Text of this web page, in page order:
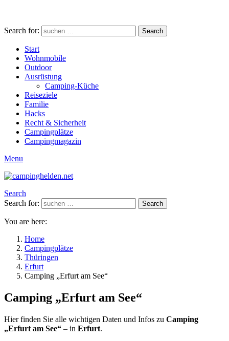
Search for: Search
Start
Wohnmobile
Outdoor
Ausrüstung
Camping-Küche
Reiseziele
Familie
Hacks
Recht & Sicherheit
Campingplätze
Campingmagazin
Menu
Search
Search for:
Search
You are here:
Home
Campingplätze
Thüringen
Erfurt
Camping „Erfurt am See“
Camping „Erfurt am See“
Hier finden Sie alle wichtigen Daten und Infos zu Camping
„Erfurt am See“ – in Erfurt.